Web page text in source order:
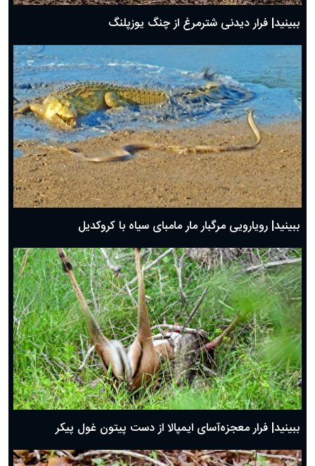
ببینید| فرار دیدنی شترمرغ از چنگ یوزپلنگ
ببینید| رویارویی مرگبار مار مامبای سیاه با کروکدیل
ببینید| فرار معجزه‌آسای ایمپالا از دست پیتون غول پیکر